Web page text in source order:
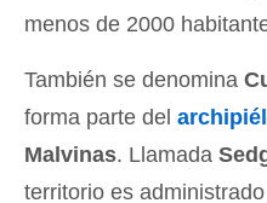
menos de 2000
También se denomina
forma parte del
Malvinas. Llamada
territorio es